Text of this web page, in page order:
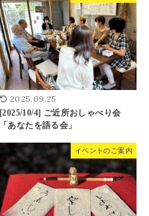
2025.09.25
[2025/10/4] ご近所おしゃべり会
「あなたを語る会」
イベントのご案内